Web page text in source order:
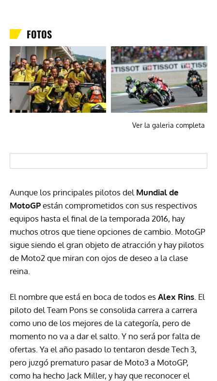
FOTOS
Ver la galeria completa
Aunque los principales pilotos del Mundial de
MotoGPestán comprometidos con sus respectivos
equipos hasta el final de la temporada 2016, hay
muchos otros que tiene opciones de cambio. MotoGP
sigue siendo el gran objeto de atracción y hay pilotos
de Moto2 que miran con ojos de deseo a la clase
reina.
El nombre que está en boca de todos esAlex Rins . El
piloto del Team Pons se consolida carrera a carrera
como uno de los mejores de la categoría, pero de
momento no va a dar el salto. Y no será por falta de
ofertas. Ya el año pasado lo tentaron desde Tech 3,
pero juzgó prematuro pasar de Moto3 a MotoGP,
como ha hecho Jack Miller, y hay que reconocer el